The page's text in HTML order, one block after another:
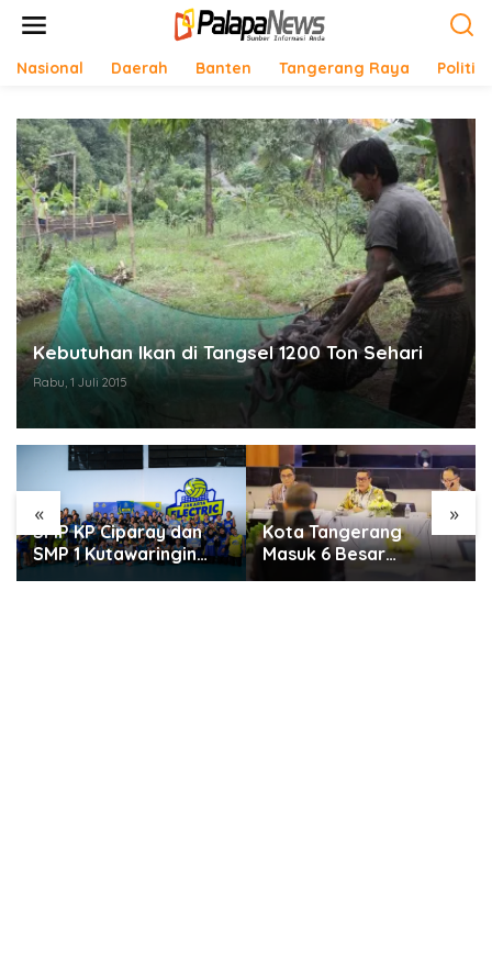
Nasional Daerah Banten Tangerang Raya Politik
Kebutuhan Ikan di Tangsel 1200 Ton Sehari
Rabu, 1 Juli 2015
« »
Kota Tangerang
Masuk 6 Besar
Penilaian PTSP dan
SMARTFREN Luncurkan
Unlimited 5G Tanpa
Batas di Semarang